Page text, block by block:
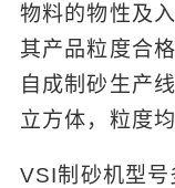
物料的物性及
其产品粒度合
自成制砂生产
立方体，粒度
VSI制砂机型号